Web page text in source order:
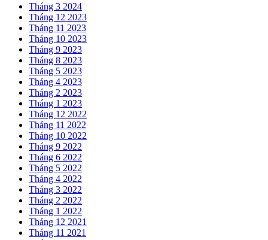
Tháng 3 2024
Tháng 12 2023
Tháng 11 2023
Tháng 10 2023
Tháng 9 2023
Tháng 8 2023
Tháng 5 2023
Tháng 4 2023
Tháng 2 2023
Tháng 1 2023
Tháng 12 2022
Tháng 11 2022
Tháng 10 2022
Tháng 9 2022
Tháng 6 2022
Tháng 5 2022
Tháng 4 2022
Tháng 3 2022
Tháng 2 2022
Tháng 1 2022
Tháng 12 2021
Tháng 11 2021